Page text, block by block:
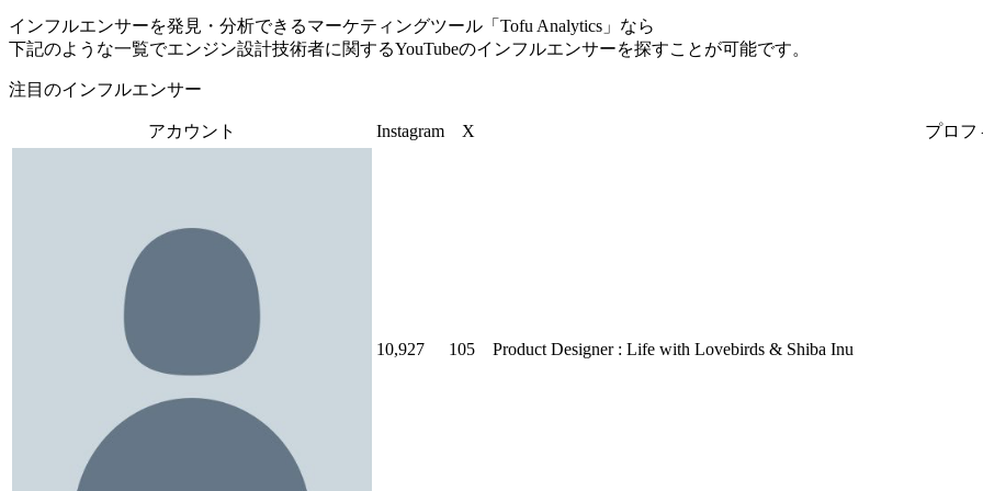
インフルエンサーを発見・分析できるマーケティングツール「Tofu Analytics」なら
下記のような一覧でエンジン設計技術者に関するYouTubeのインフルエンサーを探すことが可能です。
注目のインフルエンサー
アカウント Instagram X プロフ
10,927 105 Product Designer : Life with Lovebirds & Shiba Inu